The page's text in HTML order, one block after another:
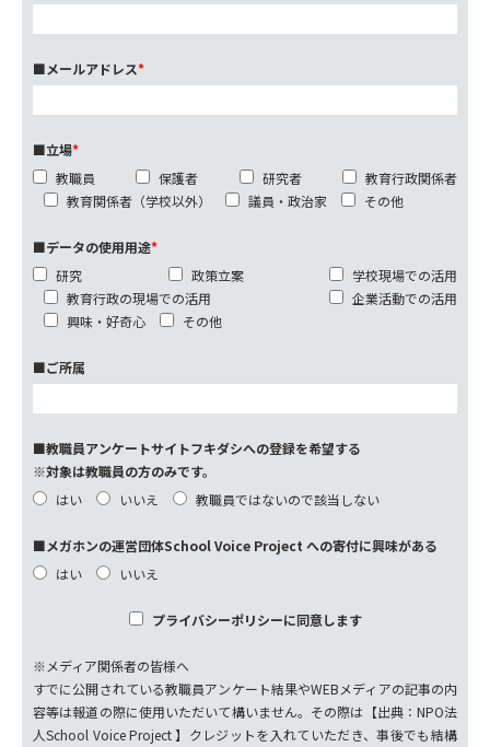
■メールアドレス*
■立場*
教職員
保護者 研究者
教育行政関係者
教育関係者（学校以外）
議員・政治家 その他
■データの使用用途*
研究
政策立案
学校現場での活用
教育行政の現場での活用
企業活動での活用
興味・好奇心
その他
■ご所属
■教職員アンケートサイトフキダシへの登録を希望する
※対象は教職員の方のみです。
はい
いいえ 教職員ではないので該当しない
■メガホンの運営団体School Voice Project への寄付に興味がある
はい
いいえ
プライバシーポリシーに同意します
※メディア関係者の皆様へ
すでに公開されている教職員アンケート結果やWEBメディアの記事の内
容等は報道の際に使用いただいて構いません。その際は【出典：NPO法
人School Voice Project 】クレジットを入れていただき、事後でも結構